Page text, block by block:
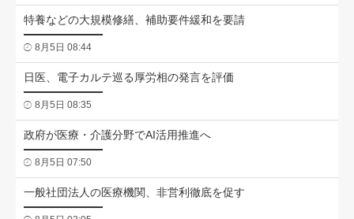
特養などの大規模修繕、補助要件緩和を要請
8月5日 08:44
日医、電子カルテ巡る厚労相の発言を評価
8月5日 08:35
政府が医療・介護分野でAI活用推進へ
8月5日 07:50
一般社団法人の医療機関、非営利徹底を促す